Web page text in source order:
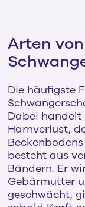
Arten von
Die häufigste
Dabei handelt
Harnverlust,
besteht aus
Bändern. Er
Gebärmutter
geschwächt,